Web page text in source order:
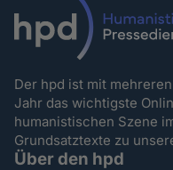
Der hpd ist mit
Jahr das wichtigste
humanistischen Szene
Grundsatztexte zu
Über den hpd